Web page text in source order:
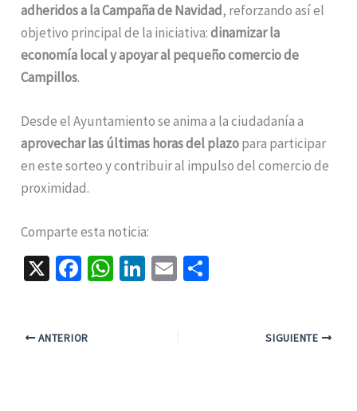
adheridos a la Campaña de Navidad, reforzando así el
objetivo principal de la iniciativa:dinamizar la
economía local y apoyar al pequeño comercio de
Campillos.
Desde el Ayuntamiento se anima a la ciudadanía a
aprovechar las últimas horas del plazopara participar
en este sorteo y contribuir al impulso del comercio de
proximidad.
Comparte esta noticia:
X
Fa
o
W Li E
l
ANTERIOR SIGUIENTE